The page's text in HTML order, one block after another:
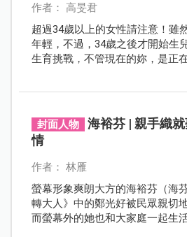
作者： 高旻君
超過34歲以上的女性請注意！雖
年輕，不過，34歲之後才開始生
生育挑戰，不管現在的妳，是正
封面人物
海裕芬 | 親手織
情
作者： 林雁
螢幕形象爽朗大方的海裕芬（海
轉大人》中的鄭光好被民眾親切
而螢幕外的她也和大家庭一起生